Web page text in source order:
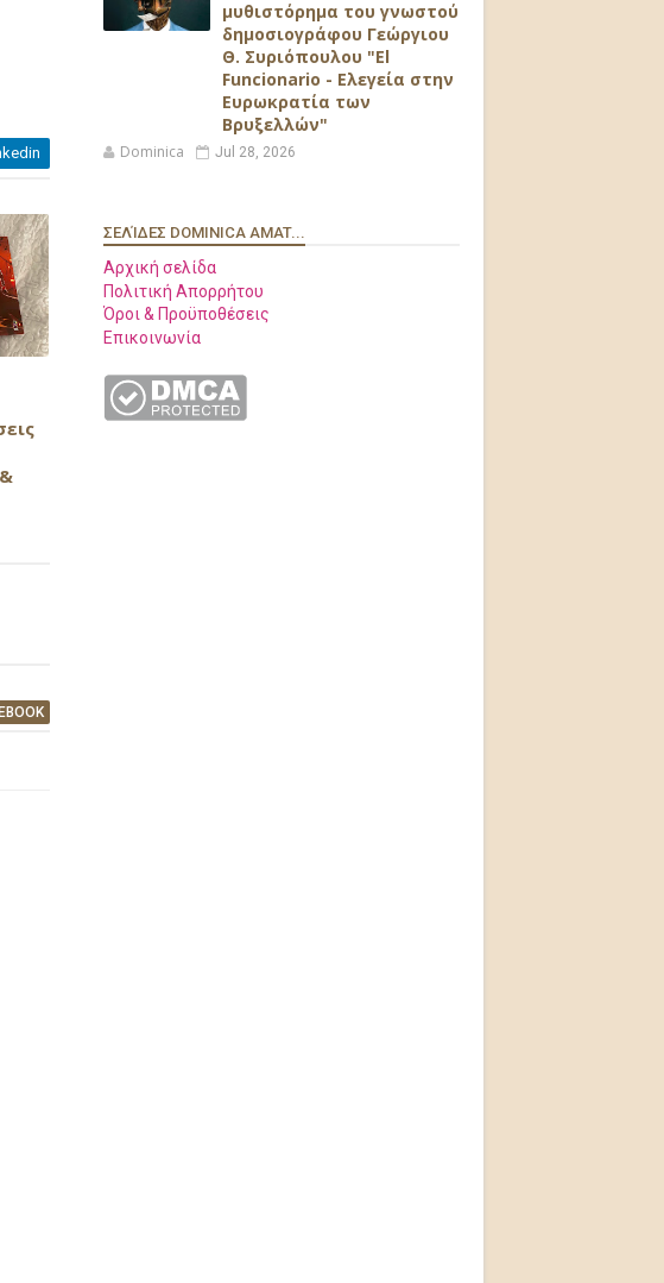
μυθιστόρημα του γνωστού
δημοσιογράφου Γεώργιου
Θ. Συριόπουλου "El
Funcionario - Ελεγεία στην
Ευρωκρατία των
Βρυξελλών"
Dominica Jul 28, 2026
ΣΕΛΊΔΕΣ DOMINICA AMAT...
Αρχική σελίδα
Πολιτική Απορρήτου
Όροι & Προϋποθέσεις
Επικοινωνία